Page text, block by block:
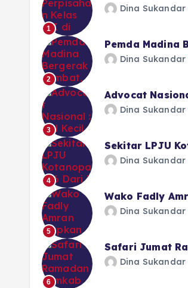
1
Dina Sukandar
2
Pemda Madina
Dina Sukandar
3
Advocat
Dina Sukandar
4
Sekitar LPJU
Dina Sukandar
5
Wako Fadly
Dina Sukandar
6
Safari Jumat
Dina Sukandar